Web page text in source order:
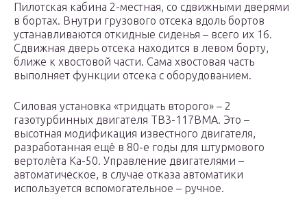
Пилотская кабина 2-местная, со сдвижными дверями
в бортах. Внутри грузового отсека вдоль бортов
устанавливаются откидные сиденья – всего их 16.
Сдвижная дверь отсека находится в левом борту,
ближе к хвостовой части. Сама хвостовая часть
выполняет функции отсека с оборудованием.
Силовая установка «тридцать второго» – 2
газотурбинных двигателя ТВ3-117ВМА. Это –
высотная модификация известного двигателя,
разработанная ещё в 80-е годы для штурмового
вертолёта Ка-50. Управление двигателями –
автоматическое, в случае отказа автоматики
используется вспомогательное – ручное.